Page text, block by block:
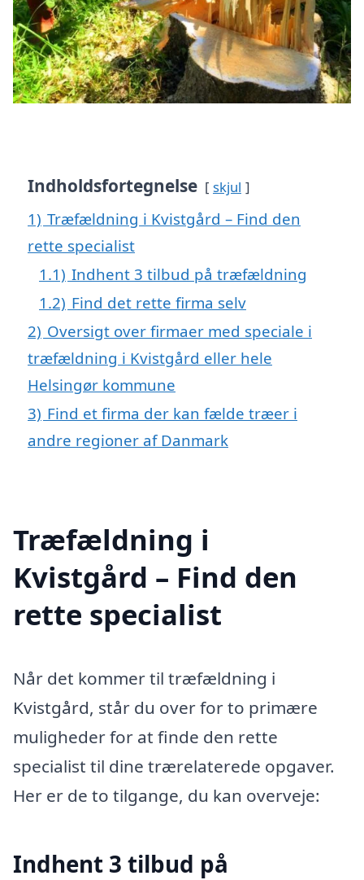
Indholdsfortegnelse skjul
1) Træfældning i Kvistgård – Find den
rette specialist
1.1) Indhent 3 tilbud på træfældning
1.2) Find det rette firma selv
2) Oversigt over firmaer med speciale i
træfældning i Kvistgård eller hele
Helsingør kommune
3) Find et firma der kan fælde træer i
andre regioner af Danmark
Træfældning i
Kvistgård – Find den
rette specialist
Når det kommer til træfældning i
Kvistgård, står du over for to primære
muligheder for at finde den rette
specialist til dine trærelaterede opgaver.
Her er de to tilgange, du kan overveje:
Indhent 3 tilbud på